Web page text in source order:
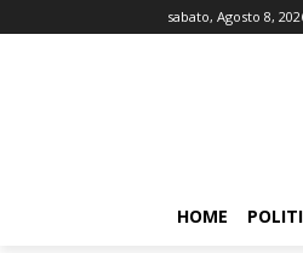
sabato, Agosto 8,
HOME